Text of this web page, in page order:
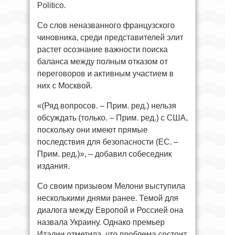
Politico.
Со слов неназванного французского
чиновника, среди представителей элит
растет осознание важности поиска
баланса между полным отказом от
переговоров и активным участием в
них с Москвой.
«(Ряд вопросов. – Прим. ред.) нельзя
обсуждать (только. – Прим. ред.) с США,
поскольку они имеют прямые
последствия для безопасности (ЕС. –
Прим. ред.)», – добавил собеседник
издания.
Со своим призывом Мелони выступила
несколькими днями ранее. Темой для
диалога между Европой и Россией она
назвала Украину. Однако премьер